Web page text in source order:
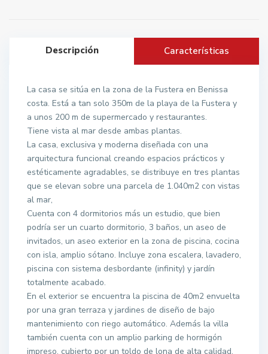
Descripción Características
La casa se sitúa en la zona de la Fustera en Benissa
costa. Está a tan solo 350m de la playa de la Fustera y
a unos 200 m de supermercado y restaurantes.
Tiene vista al mar desde ambas plantas.
La casa, exclusiva y moderna diseñada con una
arquitectura funcional creando espacios prácticos y
estéticamente agradables, se distribuye en tres plantas
que se elevan sobre una parcela de 1.040m2 con vistas
al mar,
Cuenta con 4 dormitorios más un estudio, que bien
podría ser un cuarto dormitorio, 3 baños, un aseo de
invitados, un aseo exterior en la zona de piscina, cocina
con isla, amplio sótano. Incluye zona escalera, lavadero,
piscina con sistema desbordante (infinity) y jardín
totalmente acabado.
En el exterior se encuentra la piscina de 40m2 envuelta
por una gran terraza y jardines de diseño de bajo
mantenimiento con riego automático. Además la villa
también cuenta con un amplio parking de hormigón
impreso, cubierto por un toldo de lona de alta calidad.